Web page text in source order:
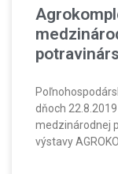
dňoch
medzinárodnej
výstavy